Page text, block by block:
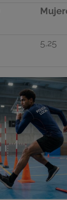
5,25